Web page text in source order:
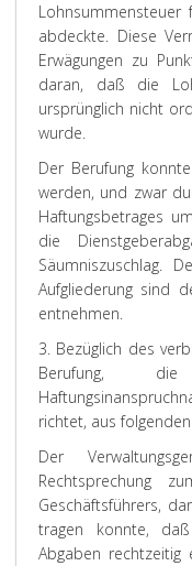
Lohnsummensteuer
abdeckte. Diese
Erwägungen zu
daran, daß die
ursprünglich nicht
wurde.
Der Berufung
werden, und zwar
Haftungsbetrages
die
Säumniszuschlag.
Aufgliederung sind
entnehmen.
3. Bezüglich des
Berufung,
richtet, aus
Der
Rechtsprechung
Geschäftsführers,
tragen konnte,
Abgaben